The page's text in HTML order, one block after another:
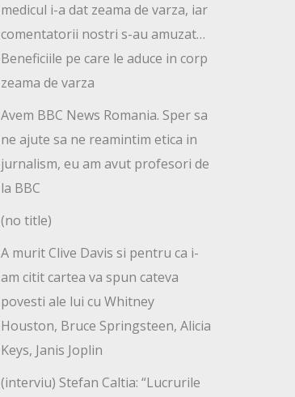
medicul i-a dat zeama de varza, iar
comentatorii nostri s-au amuzat…
Beneficiile pe care le aduce in corp
zeama de varza
Avem BBC News Romania. Sper sa
ne ajute sa ne reamintim etica in
jurnalism, eu am avut profesori de
la BBC
(no title)
A murit Clive Davis si pentru ca i-
am citit cartea va spun cateva
povesti ale lui cu Whitney
Houston, Bruce Springsteen, Alicia
Keys, Janis Joplin
(interviu) Stefan Caltia: “Lucrurile